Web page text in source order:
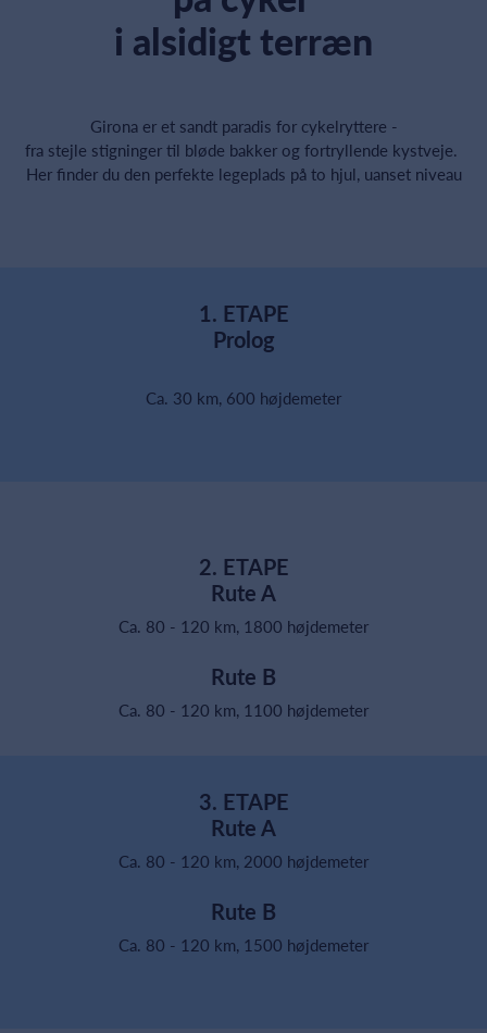
i alsidigt terræn
Girona er et sandt paradis for cykelryttere -
fra stejle stigninger til bløde bakker og fortryllende kystveje.
Her finder du den perfekte legeplads på to hjul, uanset niveau
1. ETAPE
Prolog
Ca. 30 km, 600 højdemeter
2. ETAPE
Rute A
Ca. 80 - 120 km, 1800 højdemeter
Rute B
Ca. 80 - 120 km, 1100 højdemeter
3. ETAPE
Rute A
Ca. 80 - 120 km, 2000 højdemeter
Rute B
Ca. 80 - 120 km, 1500 højdemeter